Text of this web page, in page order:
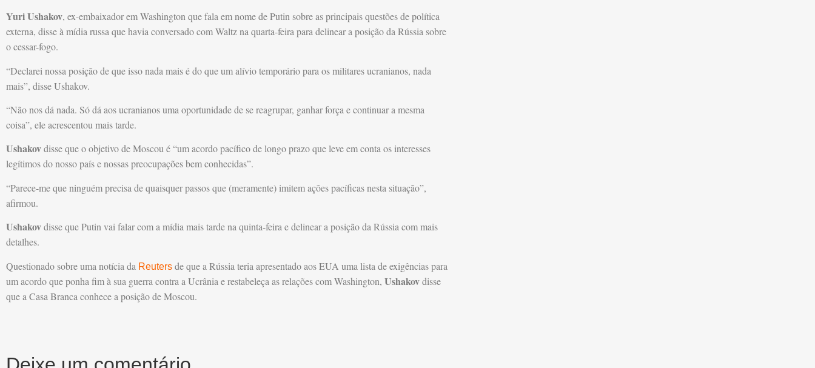
Yuri Ushakov, ex-embaixador em Washington que fala em nome de Putin sobre as principais questões de política
externa, disse à mídia russa que havia conversado com Waltz na quarta-feira para delinear a posição da Rússia sobre
o cessar-fogo.
“Declarei nossa posição de que isso nada mais é do que um alívio temporário para os militares ucranianos, nada
mais”, disse Ushakov.
“Não nos dá nada. Só dá aos ucranianos uma oportunidade de se reagrupar, ganhar força e continuar a mesma
coisa”, ele acrescentou mais tarde.
Ushakovdisse que o objetivo de Moscou é “um acordo pacífico de longo prazo que leve em conta os interesses
legítimos do nosso país e nossas preocupações bem conhecidas”.
“Parece-me que ninguém precisa de quaisquer passos que (meramente) imitem ações pacíficas nesta situação”,
afirmou.
Ushakovdisse que Putin vai falar com a mídia mais tarde na quinta-feira e delinear a posição da Rússia com mais
detalhes.
Questionado sobre uma notícia da Reuters de que a Rússia teria apresentado aos EUA uma lista de exigências para
um acordo que ponha fim à sua guerra contra a Ucrânia e restabeleça as relações com Washington, Ushakovdisse
que a Casa Branca conhece a posição de Moscou.